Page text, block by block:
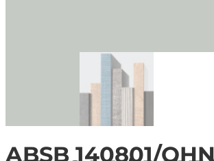
ABSB 140801/